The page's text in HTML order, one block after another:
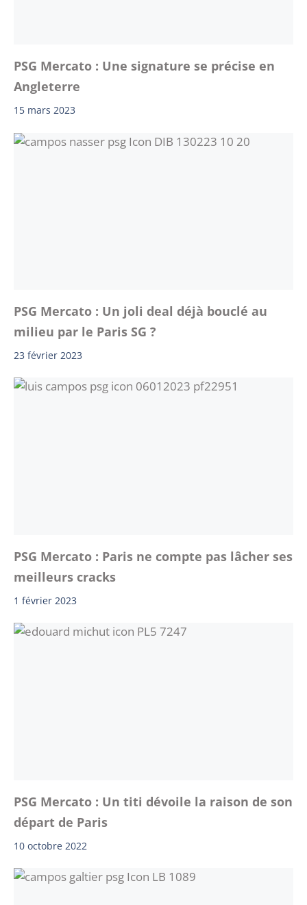
PSG Mercato : Une signature se précise en
Angleterre
15 mars 2023
PSG Mercato : Un joli deal déjà bouclé au
milieu par le Paris SG ?
23 février 2023
PSG Mercato : Paris ne compte pas lâcher ses
meilleurs cracks
1 février 2023
PSG Mercato : Un titi dévoile la raison de son
départ de Paris
10 octobre 2022